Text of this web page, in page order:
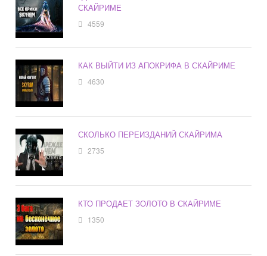
СКАЙРИМЕ
4559
КАК ВЫЙТИ ИЗ АПОКРИФА В СКАЙРИМЕ
4630
СКОЛЬКО ПЕРЕИЗДАНИЙ СКАЙРИМА
2735
КТО ПРОДАЕТ ЗОЛОТО В СКАЙРИМЕ
1350